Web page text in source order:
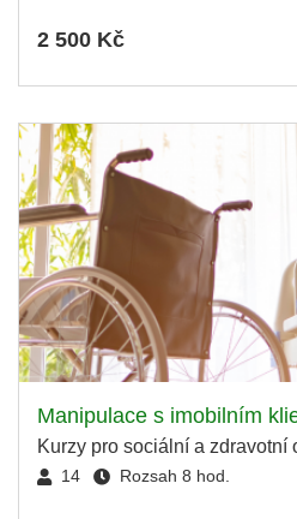
2 500 Kč
Manipulace s imobilním
Kurzy pro sociální a zdravotní
14 Rozsah 8 hod.